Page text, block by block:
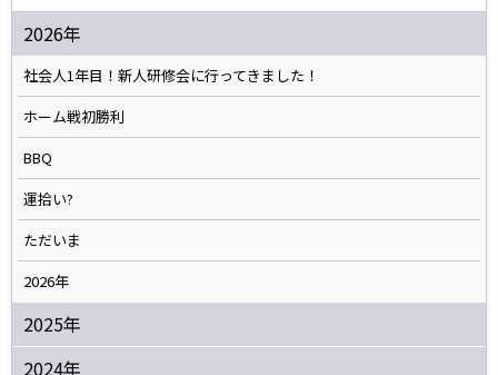
2026年
社会人1年目！新人研修会に行ってきました！
ホーム戦初勝利
BBQ
運拾い?
ただいま
2026年
2025年
2024年